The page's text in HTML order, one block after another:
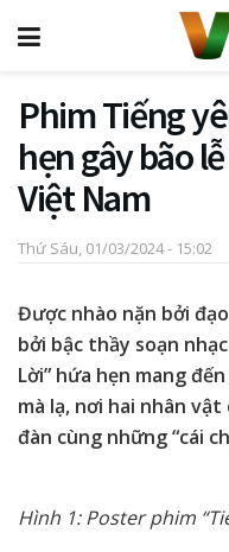
Phim Tiếng
hẹn gây bão
Việt Nam
Thứ Sáu, 01/03/2024 - 15:02
Được nhào nặn bởi
bởi bậc thầy soạn
Lời” hứa hẹn mang
mà lạ, nơi hai nhân
đàn cùng những “cái
Hình 1: Poster phim